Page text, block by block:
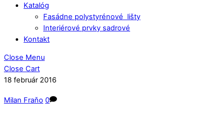
Katalóg
Fasádne polystyrénové lišty
Interiérové prvky sadrové
Kontakt
Close Menu
Close Cart
18 február 2016
Milan Fraňo 0